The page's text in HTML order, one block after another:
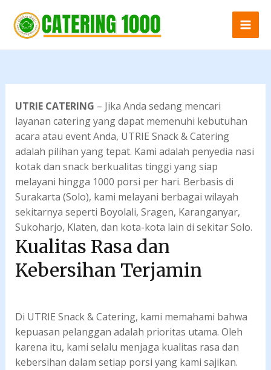
content
UTRIE CATERING – Jika Anda sedang mencari
layanan catering yang dapat memenuhi kebutuhan
acara atau event Anda, UTRIE Snack & Catering
adalah pilihan yang tepat. Kami adalah penyedia nasi
kotak dan snack berkualitas tinggi yang siap
melayani hingga 1000 porsi per hari. Berbasis di
Surakarta (Solo), kami melayani berbagai wilayah
sekitarnya seperti Boyolali, Sragen, Karanganyar,
Sukoharjo, Klaten, dan kota-kota lain di sekitar Solo.
Kualitas Rasa dan
Kebersihan Terjamin
Di UTRIE Snack & Catering, kami memahami bahwa
kepuasan pelanggan adalah prioritas utama. Oleh
karena itu, kami selalu menjaga kualitas rasa dan
kebersihan dalam setiap porsi yang kami sajikan.